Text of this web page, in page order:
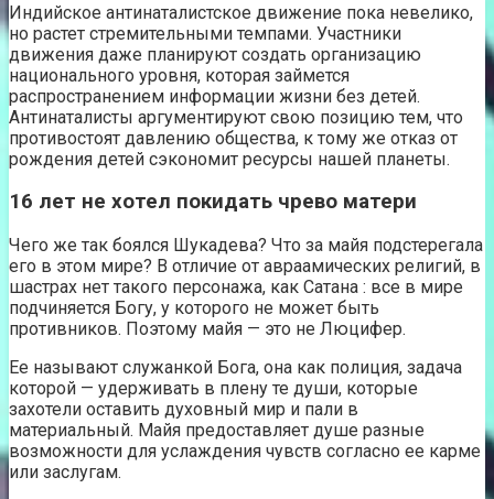
Индийское антинаталистское движение пока невелико,
но растет стремительными темпами. Участники
движения даже планируют создать организацию
национального уровня, которая займется
распространением информации жизни без детей.
Антинаталисты аргументируют свою позицию тем, что
противостоят давлению общества, к тому же отказ от
рождения детей сэкономит ресурсы нашей планеты.
16 лет не хотел покидать чрево матери
Чего же так боялся Шукадева? Что за майя подстерегала
его в этом мире? В отличие от авраамических религий, в
шастрах нет такого персонажа, как Сатана : все в мире
подчиняется Богу, у которого не может быть
противников. Поэтому майя — это не Люцифер.
Ее называют служанкой Бога, она как полиция, задача
которой — удерживать в плену те души, которые
захотели оставить духовный мир и пали в
материальный. Майя предоставляет душе разные
возможности для услаждения чувств согласно ее карме
или заслугам.